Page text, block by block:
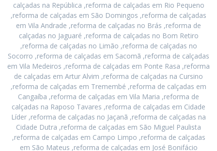
calçadas na República ,reforma de calçadas em Rio Pequeno
,reforma de calçadas em São Domingos ,reforma de calçadas
em Vila Andrade ,reforma de calçadas no Brás ,reforma de
calçadas no Jaguaré ,reforma de calçadas no Bom Retiro
,reforma de calçadas no Limão ,reforma de calçadas no
Socorro ,reforma de calçadas em Sacomã ,reforma de calçadas
em Vila Medeiros ,reforma de calçadas em Ponte Rasa ,reforma
de calçadas em Artur Alvim ,reforma de calçadas na Cursino
,reforma de calçadas em Tremembé ,reforma de calçadas em
Cangaíba ,reforma de calçadas em Vila Maria ,reforma de
calçadas na Raposo Tavares ,reforma de calçadas em Cidade
Líder ,reforma de calçadas no Jaçanã ,reforma de calçadas na
Cidade Dutra ,reforma de calçadas em São Miguel Paulista
,reforma de calçadas em Campo Limpo ,reforma de calçadas
em São Mateus ,reforma de calçadas em José Bonifácio